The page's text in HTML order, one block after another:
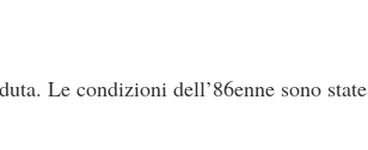
Le condizioni dell’86enne sono state